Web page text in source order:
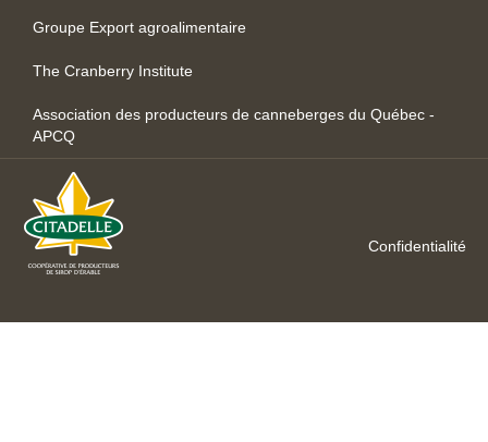
Groupe Export agroalimentaire
The Cranberry Institute
Association des producteurs de canneberges du Québec -
APCQ
Confidentialité